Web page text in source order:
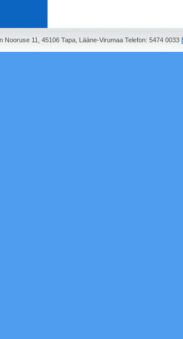
Nooruse 11, 45106 Tapa, Lääne-Virumaa Telefon: 5474 0033